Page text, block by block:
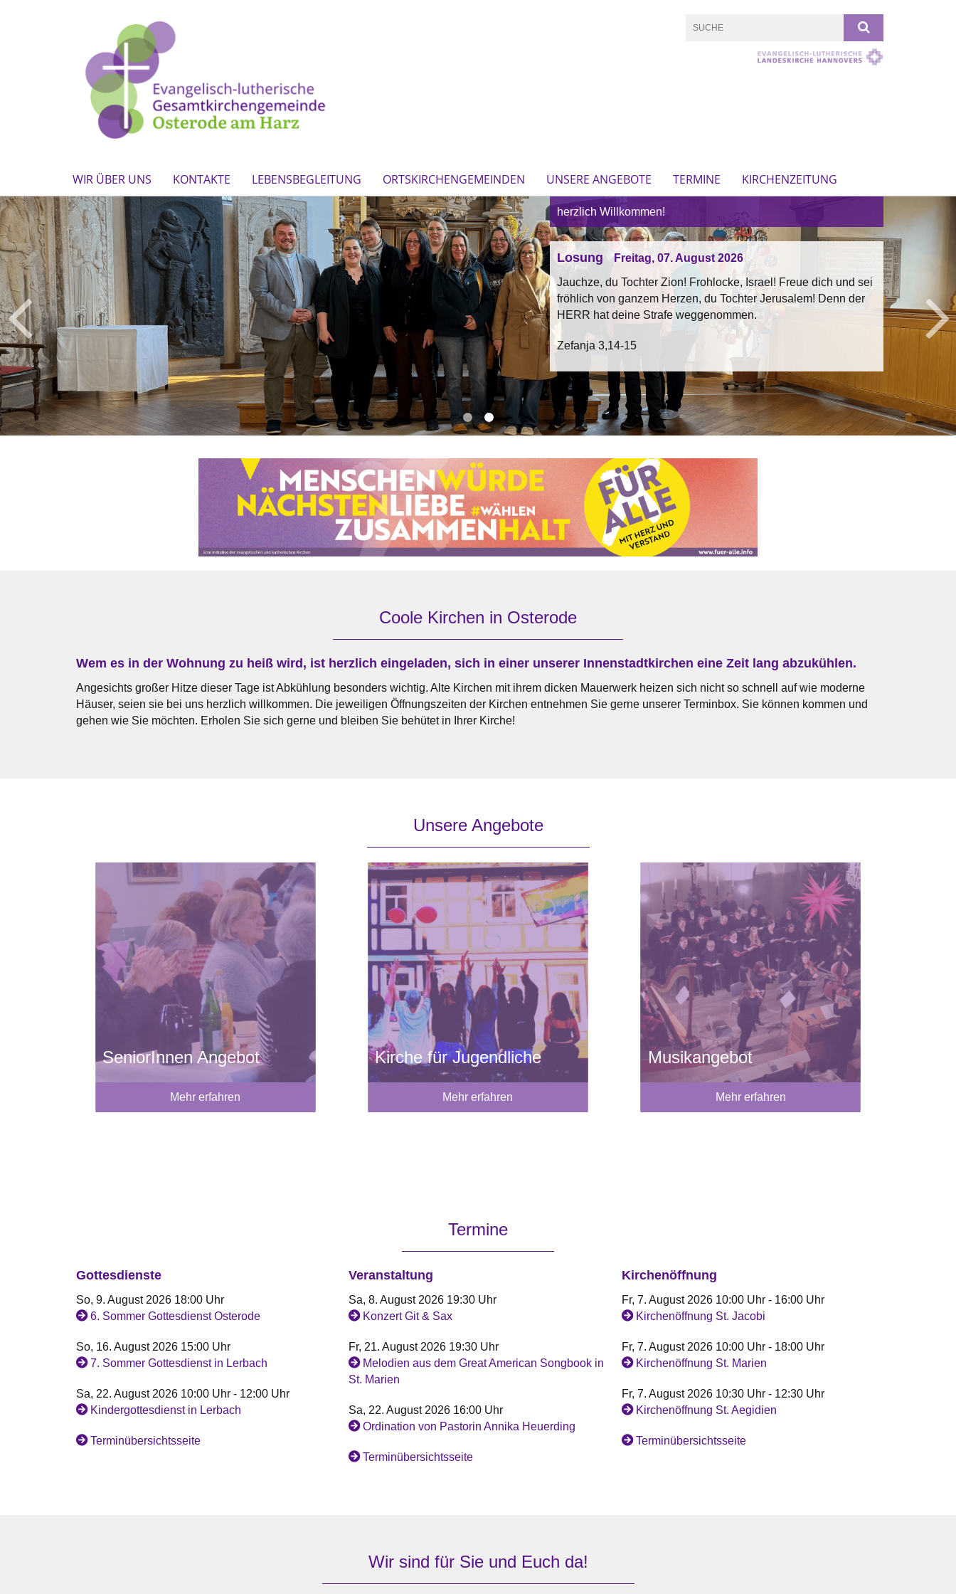
WIR ÜBER UNS KONTAKTE LEBENSBEGLEITUNG ORTSKIRCHENGEMEINDEN UNSERE ANGEBOTE TERMINE KIRCHENZEITUNG
Unsere Vikarin Johanna Eggers
Liebe Johanna,
herzlich Willkommen!
Losung
Freitag, 07. August 2026
Jauchze, du Tochter Zion! Frohlocke, Israel! Freue dich und sei
fröhlich von ganzem Herzen, du Tochter Jerusalem! Denn der
HERR hat deine Strafe weggenommen.
Zefanja 3,14-15
Coole Kirchen in Osterode
Wem es in der Wohnung zu heiß wird, ist herzlich eingeladen, sich in einer unserer Innenstadtkirchen eine Zeit lang abzukühlen.
Angesichts großer Hitze dieser Tage ist Abkühlung besonders wichtig. Alte Kirchen mit ihrem dicken Mauerwerk heizen sich nicht so schnell auf wie moderne
Häuser, seien sie bei uns herzlich willkommen. Die jeweiligen Öffnungszeiten der Kirchen entnehmen Sie gerne unserer Terminbox. Sie können kommen und
gehen wie Sie möchten. Erholen Sie sich gerne und bleiben Sie behütet in Ihrer Kirche!
Unsere Angebote
SeniorInnen Angebot
Mehr erfahren
Kirche für Jugendliche
Mehr erfahren
Musikangebot
Mehr erfahren
Termine
Gottesdienste
So, 9. August 2026 18:00 Uhr
6. Sommer Gottesdienst Osterode
So, 16. August 2026 15:00 Uhr
7. Sommer Gottesdienst in Lerbach
Sa, 22. August 2026 10:00 Uhr - 12:00 Uhr
Kindergottesdienst in Lerbach
Terminübersichtsseite
Veranstaltung
Sa, 8. August 2026 19:30 Uhr
Konzert Git & Sax
Fr, 21. August 2026 19:30 Uhr
Melodien aus dem Great American Songbook in
St. Marien
Sa, 22. August 2026 16:00 Uhr
Ordination von Pastorin Annika Heuerding
Terminübersichtsseite
Kirchenöffnung
Fr, 7. August 2026 10:00 Uhr - 16:00 Uhr
Kirchenöffnung St. Jacobi
Fr, 7. August 2026 10:00 Uhr - 18:00 Uhr
Kirchenöffnung St. Marien
Fr, 7. August 2026 10:30 Uhr - 12:30 Uhr
Kirchenöffnung St. Aegidien
Terminübersichtsseite
Wir sind für Sie und Euch da!